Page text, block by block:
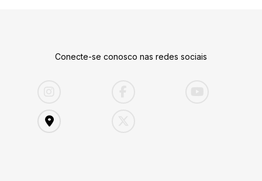
Conecte-se conosco nas redes sociais